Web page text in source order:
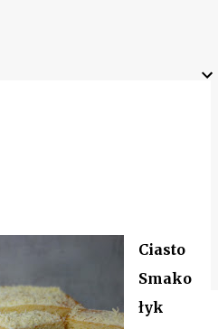
Ciasto
Smako
łyk